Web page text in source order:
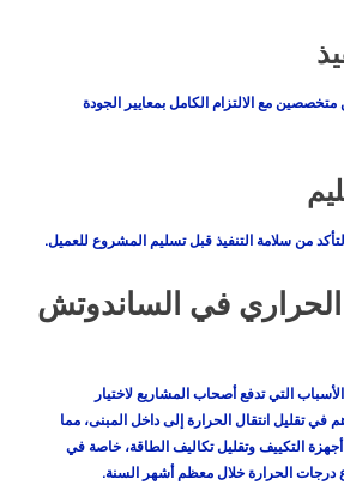
متخصصين مع الالتزام الكامل بمعايير الجودة
من سلامة التنفيذ قبل تسليم المشروع للعميل.
الحراري في الساندوتش
التي تدفع أصحاب المشاريع لاختيار
في تقليل انتقال الحرارة إلى داخل المبنى، مما
التكييف وتقليل تكاليف الطاقة، خاصة في
درجات الحرارة خلال معظم أشهر السنة.